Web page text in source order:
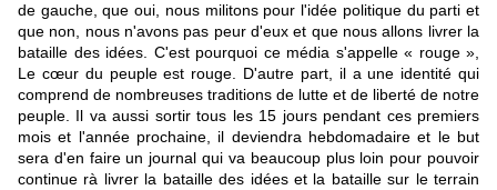
de gauche, que oui, nous militons pour l'idée politique du parti et
que non, nous n'avons pas peur d'eux et que nous allons livrer la
bataille des idées. C'est pourquoi ce média s'appelle « rouge »,
Le cœur du peuple est rouge. D'autre part, il a une identité qui
comprend de nombreuses traditions de lutte et de liberté de notre
peuple. Il va aussi sortir tous les 15 jours pendant ces premiers
mois et l'année prochaine, il deviendra hebdomadaire et le but
sera d'en faire un journal qui va beaucoup plus loin pour pouvoir
continue rà livrer la bataille des idées et la bataille sur le terrain